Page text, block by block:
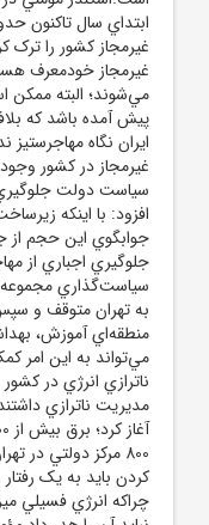
ابتداي سال تاکنون
غيرمجاز خودمعرف
مي‌شوند؛ البته ممکن
پيش آمده باشد که
ايران نگاه مهاجرستيز
غيرمجاز در کشور وجود
سياست دولت
افزود: با اينکه
جوابگوي اين حجم
جلوگيري اجباري از
سياست‌گذاري مجموعه
به تهران متوقف و
منطقه‌اي آموزش،
مي‌تواند به اين امر
ناترازي انرژي در
مديريت ناترازي
800 مرکز دولتي
کردن بايد به يک
چراکه انرژي فسيلي